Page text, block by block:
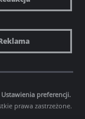
Ustawienia preferencji.
prawa zastrzeżone.